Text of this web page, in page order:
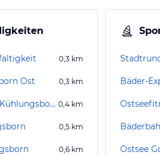
0,3 km
Ost 0,3 km
Ostsee Grenzturm Kühlungsborn 0,4 km
0,5 km
0,6 km
Bäder-
Ostsee